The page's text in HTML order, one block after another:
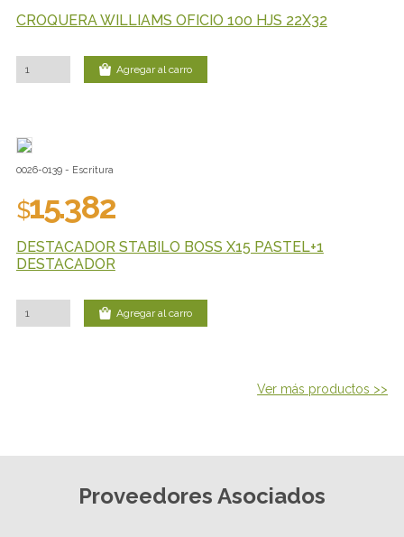
CROQUERA WILLIAMS OFICIO 100 HJS 22X32
Agregar al carro
0026-0139 - Escritura
$15.382
DESTACADOR STABILO BOSS X15 PASTEL+1
DESTACADOR
Agregar al carro
Ver más productos >>
Proveedores Asociados